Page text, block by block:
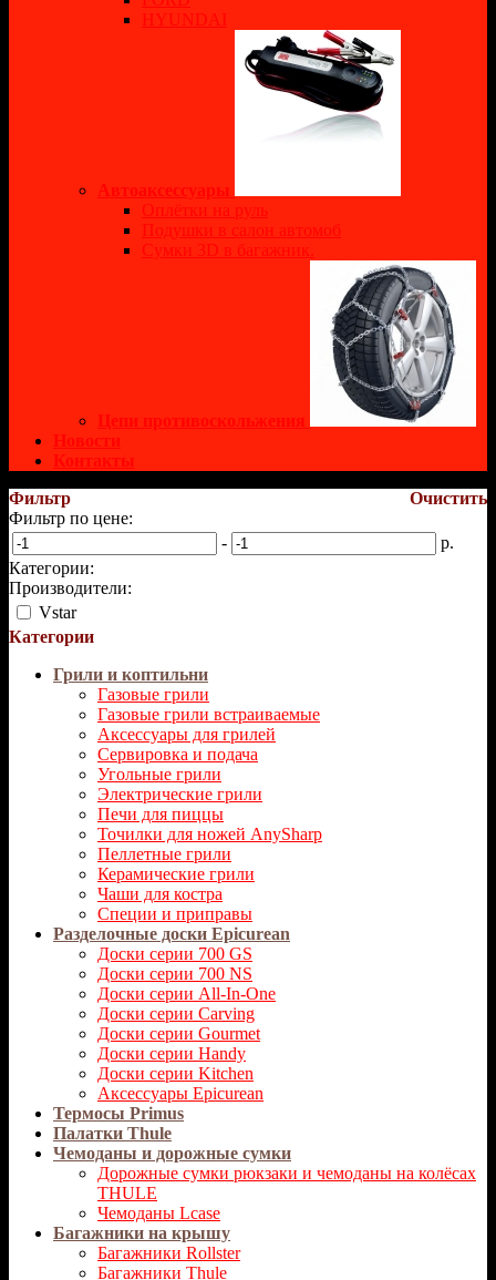
HYUNDAI
Автоаксессуары
Оплётки на руль
Подушки в салон автомоб
Сумки 3D в багажник.
Цепи противоскольжения
Новости
Контакты
Фильтр
Очистить
Фильтр по цене:
-
р.
Категории:
Производители:
Vstar
Категории
Грили и коптильни
Газовые грили
Газовые грили встраиваемые
Аксессуары для грилей
Сервировка и подача
Угольные грили
Электрические грили
Печи для пиццы
Точилки для ножей AnySharp
Пеллетные грили
Керамические грили
Чаши для костра
Специи и приправы
Разделочные доски Epicurean
Доски серии 700 GS
Доски серии 700 NS
Доски серии All-In-One
Доски серии Carving
Доски серии Gourmet
Доски серии Handy
Доски серии Kitchen
Аксессуары Epicurean
Термосы Primus
Палатки Thule
Чемоданы и дорожные сумки
Дорожные сумки рюкзаки и чемоданы на колёсах
THULE
Чемоданы Lcase
Багажники на крышу
Багажники Rollster
Багажники Thule